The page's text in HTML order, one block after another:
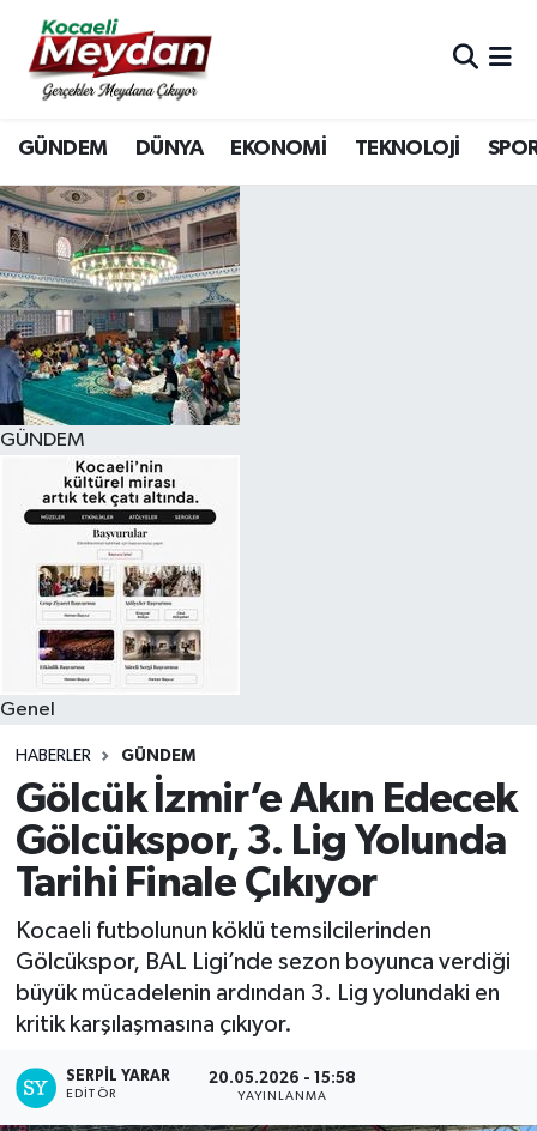
GÜNDEM DÜNYA EKONOMİ TEKNOLOJİ
GÜNDEM
Genel
HABERLER GÜNDEM
Gölcük İzmir’e Akın Edecek
Gölcükspor, 3. Lig Yolunda
Tarihi Finale Çıkıyor
Kocaeli futbolunun köklü temsilcilerinden
Gölcükspor, BAL Ligi’nde sezon boyunca verdiği
büyük mücadelenin ardından 3. Lig yolundaki en
kritik karşılaşmasına çıkıyor.
SERPİL YARAR
EDITÖR
20.05.2026 - 15:58
YAYINLANMA
Nöbetçi Eczaneler
Hava Durumu
Trafik Durumu
Süper Lig Puan Durumu ve Fikstür
Tüm Manşetler
Son Dakika Haberleri
Haber Arşivi